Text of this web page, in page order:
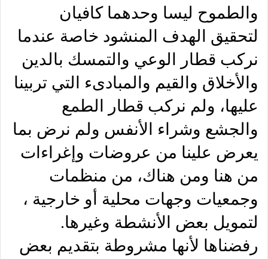
والطموح ليسا وحدهما كافيان
لتحقيق الهدف المنشود خاصة عندما
نركب قطار الوعي والتمسك بالدين
والأخلاق والقيم والمبادىء التي تربينا
عليها، ولم نركب قطار الطمع
والجشع وشراء الأنفس ولم نرض بما
يعرض علينا من عروضات وإغراءات
من هنا ومن هناك، من منظمات
وجمعيات وجهات محلية أو خارجية ،
لتمويل بعض الأنشطة وغيرها.
رفضناها لأنها مشروطة بتقديم بعض